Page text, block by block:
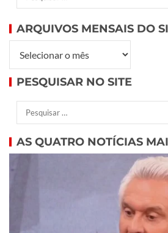
ARQUIVOS MENSAIS DO
PESQUISAR NO SITE
AS QUATRO NOTÍCIAS